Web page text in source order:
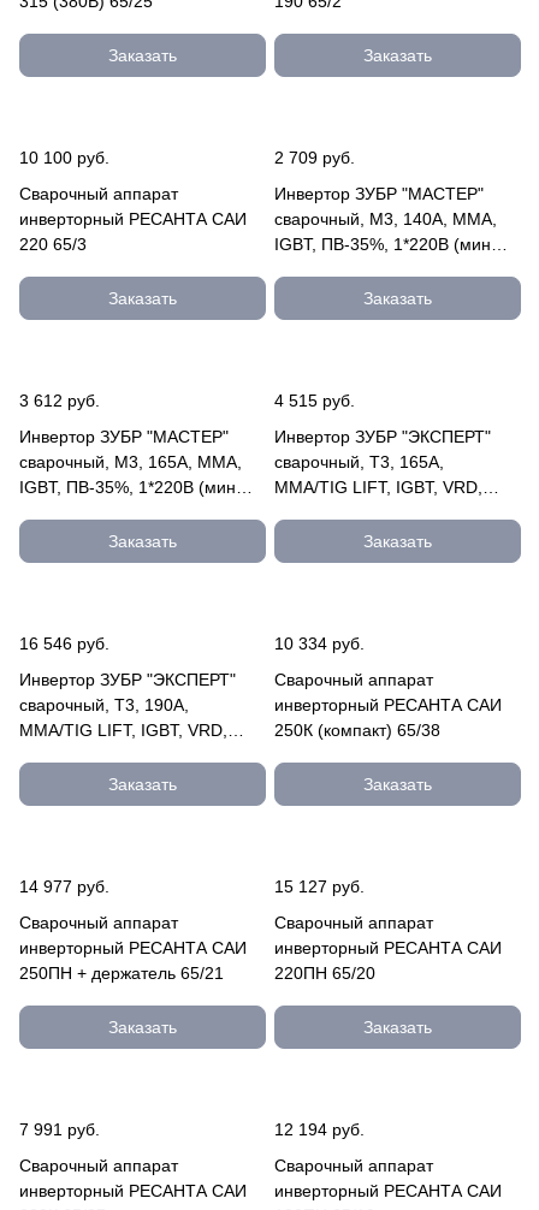
Заказать Заказать
10 100 руб.
Сварочный аппарат
инверторный РЕСАНТА САИ
220 65/3
Заказать
2 709 руб.
Инвертор ЗУБР "МАСТЕР"
сварочный, М3, 140А, MMA,
IGBT, ПВ-35%, 1*220В (мин
Заказать
3 612 руб.
Инвертор ЗУБР "МАСТЕР"
сварочный, М3, 165А, MMA,
IGBT, ПВ-35%, 1*220В (мин
Заказать
4 515 руб.
Инвертор ЗУБР "ЭКСПЕРТ"
сварочный, T3, 165А,
MMA/TIG LIFT, IGBT, VRD,
ЗАС-Т3-165Заказать
16 546 руб.
Инвертор ЗУБР "ЭКСПЕРТ"
сварочный, T3, 190А,
MMA/TIG LIFT, IGBT, VRD,
ЗАС-Т3-190Заказать
10 334 руб.
Сварочный аппарат
инверторный РЕСАНТА САИ
250К (компакт) 65/38
Заказать
14 977 руб.
Сварочный аппарат
инверторный РЕСАНТА САИ
250ПН + держатель 65/21
Заказать
15 127 руб.
Сварочный аппарат
инверторный РЕСАНТА САИ
220ПН 65/20
Заказать
7 991 руб.
Сварочный аппарат
инверторный РЕСАНТА САИ
12 194 руб.
Сварочный аппарат
инверторный РЕСАНТА САИ